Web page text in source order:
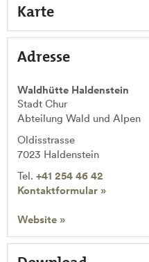
Karte
Adresse
Waldhütte Haldenstein
Stadt Chur
Abteilung Wald und Alpen
Oldisstrasse
7023 Haldenstein
Tel. +41 254 46 42
Kontaktformular »
Website »